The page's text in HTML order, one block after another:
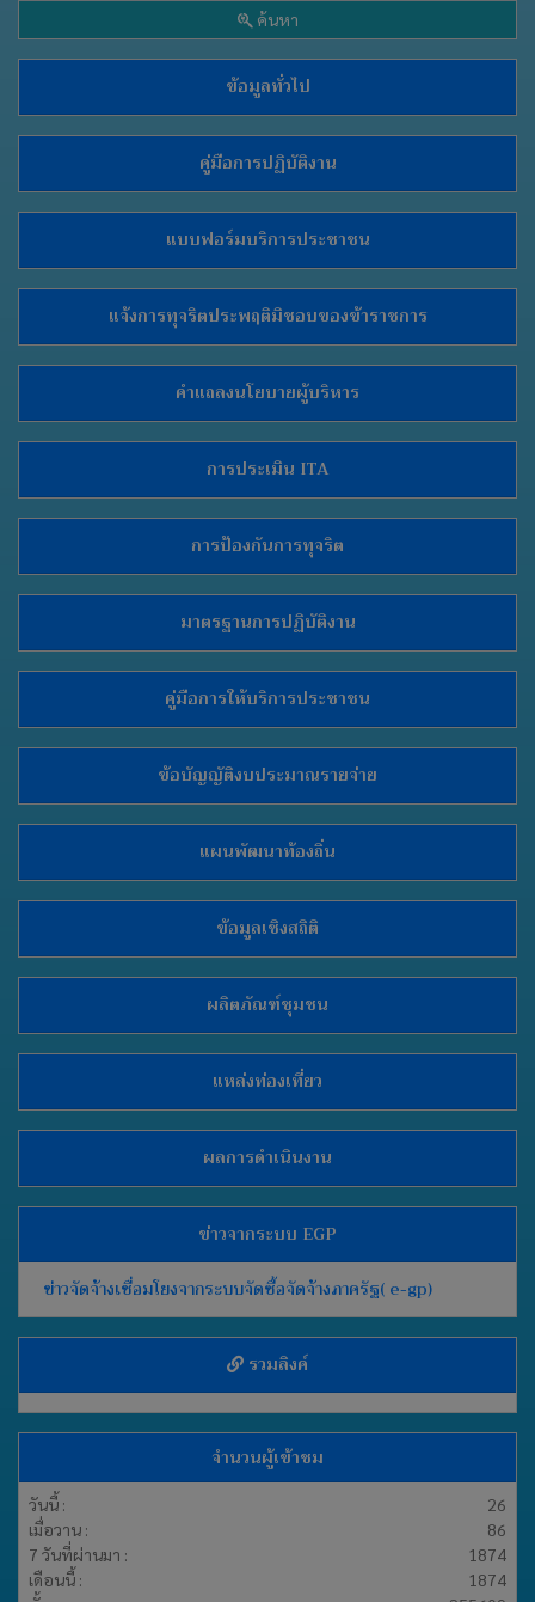
ค้นหา
ข้อมูลทั่วไป
คู่มือการปฏิบัติงาน
แบบฟอร์มบริการประชาชน
แจ้งการทุจริตประพฤติมิชอบของข้าราชการ
คำแถลงนโยบายผู้บริหาร
การประเมิน ITA
การป้องกันการทุจริต
มาตรฐานการปฏิบัติงาน
คู่มือการให้บริการประชาชน
ข้อบัญญัติงบประมาณรายจ่าย
แผนพัฒนาท้องถิ่น
ข้อมูลเชิงสถิติ
ผลิตภัณฑ์ชุมชน
แหล่งท่องเที่ยว
ผลการดำเนินงาน
ข่าวจากระบบ EGP
ข่าวจัดจ้างเชื่อมโยงจากระบบจัดซื้อจัดจ้างภาครัฐ( e-gp)
รวมลิงค์
จำนวนผู้เข้าชม
วันนี้ :
26
เมื่อวาน :
86
7 วันที่ผ่านมา :
1874
เดือนนี้ :
1874